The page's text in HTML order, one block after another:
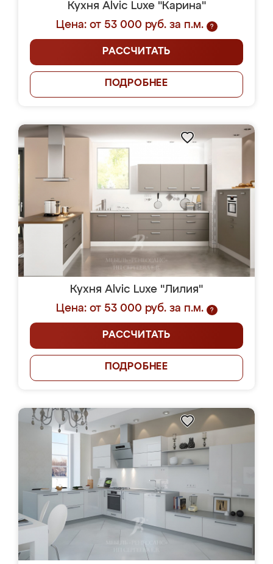
Кухня Alvic Luxe "Карина"
Цена: от 53 000 руб. за п.м.
?
РАССЧИТАТЬ
ПОДРОБНЕЕ
Кухня Alvic Luxe "Лилия"
Цена: от 53 000 руб. за п.м.
?
РАССЧИТАТЬ
ПОДРОБНЕЕ